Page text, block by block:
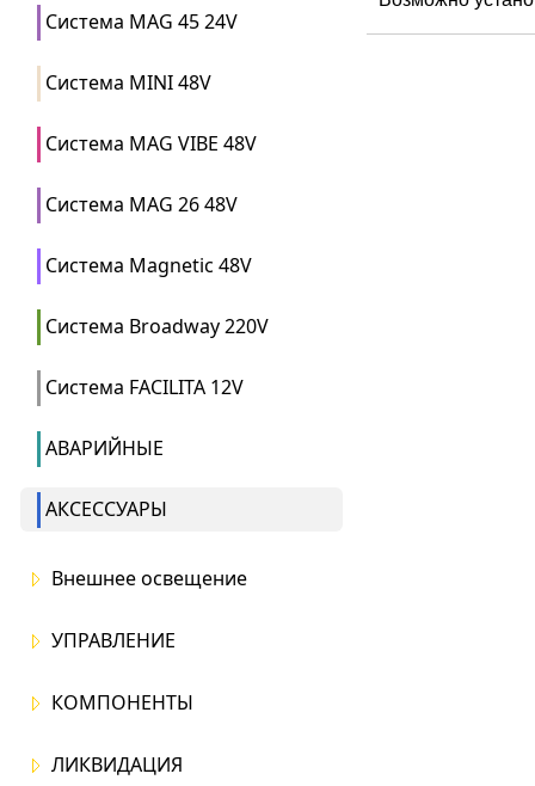
Система MAG 45 24V
Система MINI 48V
Система MAG VIBE 48V
Система MAG 26 48V
Система Magnetic 48V
Система Broadway 220V
Система FACILITA 12V
АВАРИЙНЫЕ
АКСЕССУАРЫ
Внешнее освещение
УПРАВЛЕНИЕ
КОМПОНЕНТЫ
ЛИКВИДАЦИЯ